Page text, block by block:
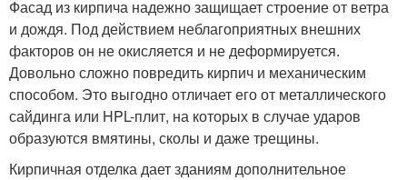
Фасад из кирпича надежно защищает строение от ветра
и дождя. Под действием неблагоприятных внешних
факторов он не окисляется и не деформируется.
Довольно сложно повредить кирпич и механическим
способом. Это выгодно отличает его от металлического
сайдинга или HPL-плит, на которых в случае ударов
образуются вмятины, сколы и даже трещины.
Кирпичная отделка дает зданиям дополнительное